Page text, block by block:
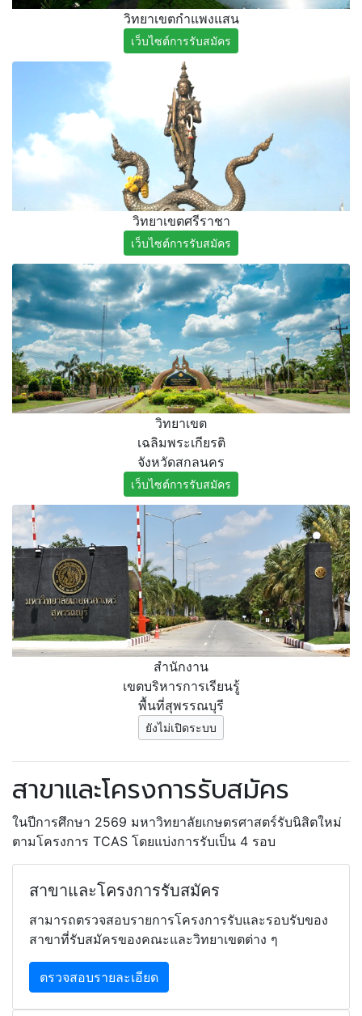
วิทยาเขตกำแพงแสน
เว็บไซต์การรับสมัคร
วิทยาเขตศรีราชา
เว็บไซต์การรับสมัคร
วิทยาเขต
เฉลิมพระเกียรติ
จังหวัดสกลนคร
เว็บไซต์การรับสมัคร
สำนักงาน
เขตบริหารการเรียนรู้
พื้นที่สุพรรณบุรี
ยังไม่เปิดระบบ
สาขาและโครงการรับสมัคร
ในปีการศึกษา 2569 มหาวิทยาลัยเกษตรศาสตร์รับนิสิตใหม่
ตามโครงการ TCAS โดยแบ่งการรับเป็น 4 รอบ
สาขาและโครงการรับสมัคร
สามารถตรวจสอบรายการโครงการรับและรอบรับของ
สาขาที่รับสมัครของคณะและวิทยาเขตต่าง ๆ
ตรวจสอบรายละเอียด